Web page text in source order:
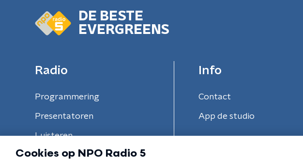
DE BESTE
EVERGREENS
Radio
Programmering
Presentatoren
Luisteren
Info
Contact
App de studio